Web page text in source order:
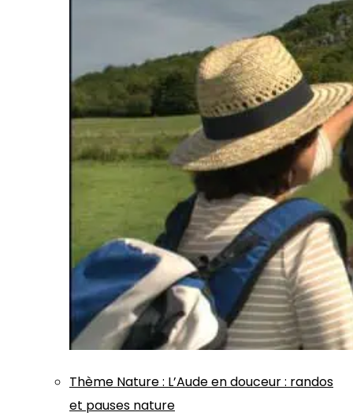
Thème Nature: L’Aude en douceur : randos
et pauses nature